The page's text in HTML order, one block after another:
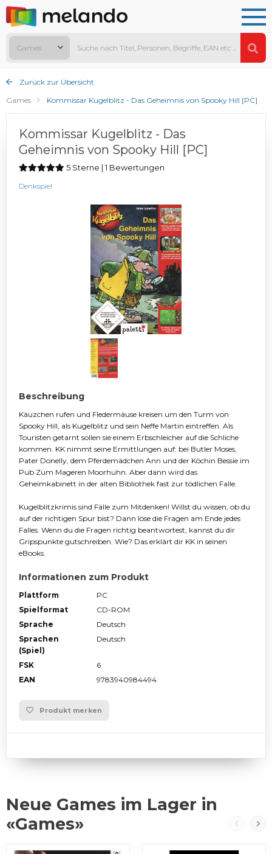
Games
Zurück zur Übersicht
Games
Kommissar Kugelblitz - Das Geheimnis von Spooky Hill [PC]
Kommissar Kugelblitz - Das
Geheimnis von Spooky Hill [PC]
5 Sterne | 1 Bewertungen
Denkspiel
Beschreibung
Käuzchen rufen und Fledermäuse kreisen um den Turm von
Spooky Hill, als Kugelblitz und sein Neffe Martin eintreffen. Als
Touristen getarnt sollen sie einem Erbschleicher auf die Schliche
kommen. KK nimmt seine Ermittlungen auf: bei Butler Moses,
Pater Donelly, dem Pferdemädchen Ann und der Köchin Bessie im
Pub Zum Mageren Moorhuhn. Aber dann wird das
Geheimkabinett in der alten Bibliothek fast zur tödlichen Falle.
Kugelblitzkrimis sind Fälle zum Mitdenken! Willst du wissen, ob du
auf der richtigen Spur bist? Dann löse die Fragen am Ende jedes
Falles. Wenn du die Fragen richtig beantwortest, kannst du dir
Gripspunkte gutschreiben. Wie? Das erklärt dir KK in seinen
eBooks.
Informationen zum Produkt
Plattform
PC
Spielformat
CD-ROM
Sprache
Deutsch
Sprachen
(Spiel)
Deutsch
FSK
6
EAN
9783940984494
Produkt merken
Neue Games im Lager in
«Games»